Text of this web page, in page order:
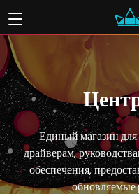
Единый магазин для
драйверам,
обеспечения,
обновляемые